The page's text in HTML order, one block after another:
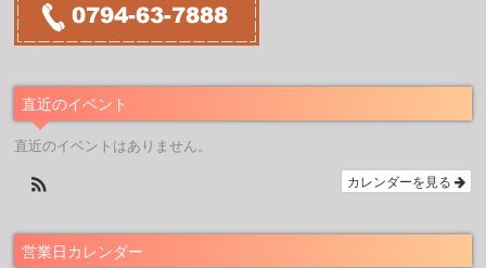
直近のイベント
直近のイベントはありません。
カレンダーを見る
営業日カレンダー